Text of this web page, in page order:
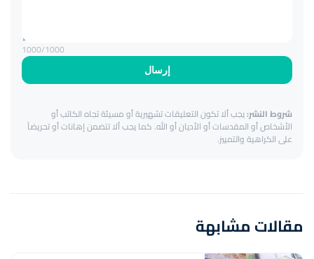
إرسال
1000/1000
شروط النشر:يجب ألا تكون التعليقات تشهيرية أو مسيئة تجاه الكاتب أو
الأشخاص أو المقدسات أو الأديان أو الله. كما يجب ألا تتضمن إهانات أو تحريضاً
على الكراهية والتمييز.
مقالات مشابهة